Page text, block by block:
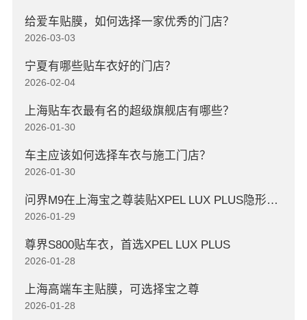
给爱车贴膜，如何选择一家优秀的门店？
2026-03-03
宁夏有哪些贴车衣好的门店？
2026-02-04
上海贴车衣最有名的超级旗舰店有哪些？
2026-01-30
车主应该如何选择车衣与施工门店？
2026-01-30
问界M9在上海宝之尊装贴XPEL LUX PLUS隐形车衣
2026-01-29
尊界S800贴车衣，首选XPEL LUX PLUS
2026-01-28
上海高端车主贴膜，可选择宝之尊
2026-01-28